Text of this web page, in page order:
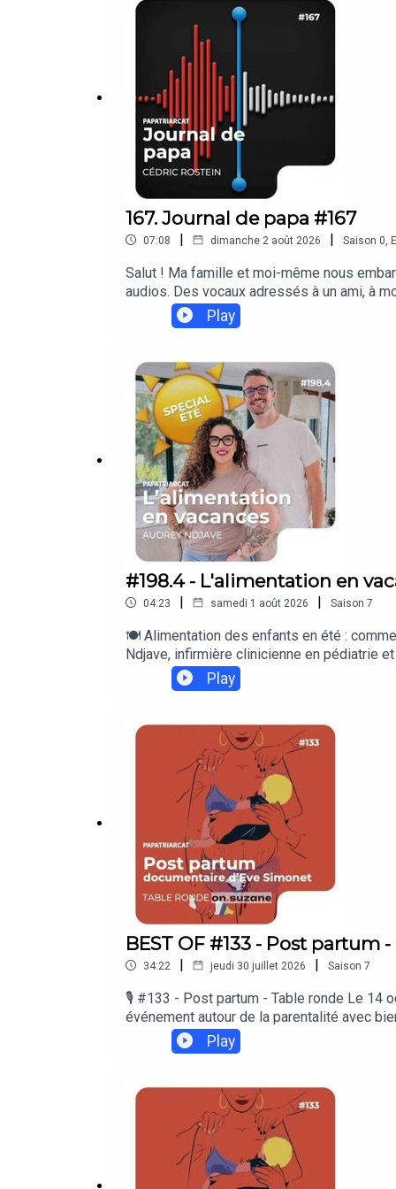
engagés. ➡️ N'hésitez pas à les suivre sur
🏳️‍🌈
https://www.speakpipe.com/
https://www.cedricrostein.com
enfants (youtube)
167. Journal de papa #167
07:08 | dimanche 2 août 2026 | Saison 0
Salut ! Ma famille et moi-même nous
audios. Des vocaux adressés à un ami, à
prévu de mettre de générique ! C'est
personnel. On peut quand même en parler
Play
#198.4 - L'alimentation en
04:23 | samedi 1 août 2026 | Saison 7
🍽️ Alimentation des enfants en été :
Ndjave, infirmière clinicienne en pédiatrie
les vacances ? Entre chaleur, horaires
souplesse bienvenue et cadre
solidaires
https://www.speakpipe.com/
https://www.cedricrostein.com
enfants (youtube)
Play
BEST OF #133 - Post partum
34:22 | jeudi 30 juillet 2026 | Saison 7
🎙️ #133 - Post partum - Table ronde Le 14
événement autour de la parentalité avec
umentaires réalisés par la plateforme On
féministes sur la parentalité notamment,
Judicaelle Perrot qui accueille :Laetitia,
approche thérapeutique
psychologiques du post-partum.Eve
Sulpizi apporte son expertise de
lien avec les pères/co-parents.Le public
signes de la dépression post-partum. ➡️
Play